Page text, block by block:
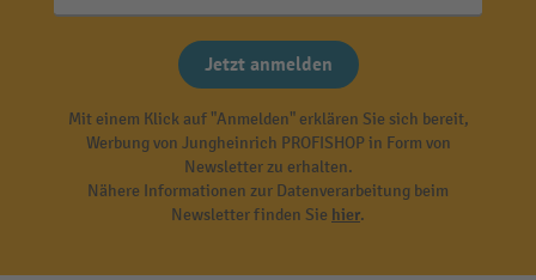
Jetzt anmelden
Mit einem Klick auf "Anmelden" erklären Sie sich bereit,
Werbung von Jungheinrich PROFISHOP in Form von
Newsletter zu erhalten.
Nähere Informationen zur Datenverarbeitung beim
Newsletter finden Sie hier.